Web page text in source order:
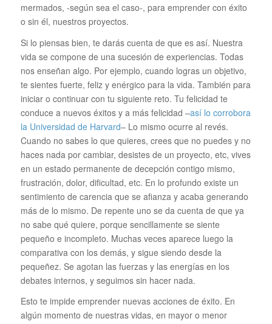
mermados, -según sea el caso-, para emprender con éxito
o sin él, nuestros proyectos.
Si lo piensas bien, te darás cuenta de que es así. Nuestra
vida se compone de una sucesión de experiencias. Todas
nos enseñan algo. Por ejemplo, cuando logras un objetivo,
te sientes fuerte, feliz y enérgico para la vida. También para
iniciar o continuar con tu siguiente reto. Tu felicidad te
conduce a nuevos éxitos y a más felicidad –así lo corrobora
la Universidad de Harvard– Lo mismo ocurre al revés.
Cuando no sabes lo que quieres, crees que no puedes y no
haces nada por cambiar, desistes de un proyecto, etc, vives
en un estado permanente de decepción contigo mismo,
frustración, dolor, dificultad, etc. En lo profundo existe un
sentimiento de carencia que se afianza y acaba generando
más de lo mismo. De repente uno se da cuenta de que ya
no sabe qué quiere, porque sencillamente se siente
pequeño e incompleto. Muchas veces aparece luego la
comparativa con los demás, y sigue siendo desde la
pequeñez. Se agotan las fuerzas y las energías en los
debates internos, y seguimos sin hacer nada.
Esto te impide emprender nuevas acciones de éxito. En
algún momento de nuestras vidas, en mayor o menor